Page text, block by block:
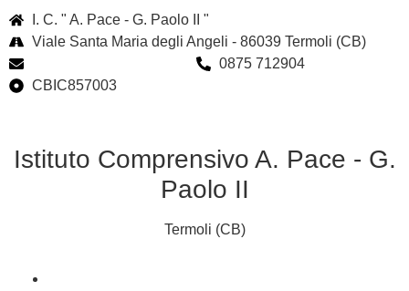
I. C. " A. Pace - G. Paolo II "
Viale Santa Maria degli Angeli - 86039 Termoli (CB)
0875 712904
CBIC857003
Istituto Comprensivo A. Pace - G.
Paolo II
Termoli (CB)